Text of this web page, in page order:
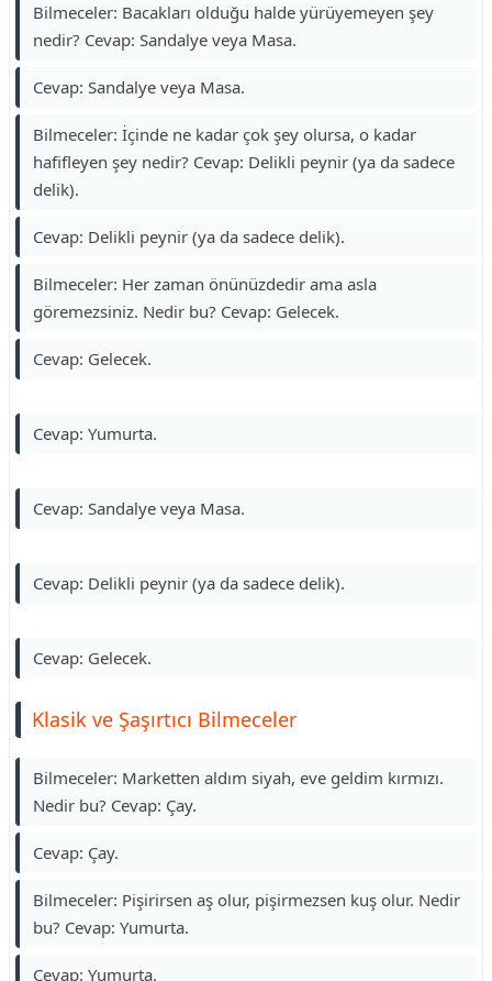
Bilmeceler: Bacakları olduğu halde yürüyemeyen şey
nedir? Cevap: Sandalye veya Masa.
Cevap: Sandalye veya Masa.
Bilmeceler: İçinde ne kadar çok şey olursa, o kadar
hafifleyen şey nedir? Cevap: Delikli peynir (ya da sadece
delik).
Cevap: Delikli peynir (ya da sadece delik).
Bilmeceler: Her zaman önünüzdedir ama asla
göremezsiniz. Nedir bu? Cevap: Gelecek.
Cevap: Gelecek.
Cevap: Yumurta.
Cevap: Sandalye veya Masa.
Cevap: Delikli peynir (ya da sadece delik).
Cevap: Gelecek.
Klasik ve Şaşırtıcı Bilmeceler
Bilmeceler: Marketten aldım siyah, eve geldim kırmızı.
Nedir bu? Cevap: Çay.
Cevap: Çay.
Bilmeceler: Pişirirsen aş olur, pişirmezsen kuş olur. Nedir
bu? Cevap: Yumurta.
Cevap: Yumurta.